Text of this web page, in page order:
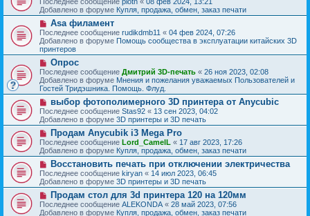
щ
е
и
е
о
о
б
щ
е
н
и
е
в
о
е
с
о
о
б
щ
е
н
и
Добавлено в форуме Купля, продажа, обмен, заказ печати
Н
о
в
о
е
с
о
о
б
щ
е
н
и
е
Asa филамент
Последнее сообщение rudikdmb11 « 04 фев 2024, 07:26
Добавлено в форуме Помощь сообщества в эксплуатации китайских 3D
принтеров
Н
о
в
о
е
с
о
о
б
щ
е
н
и
е
Опрос
Последнее сообщение Дмитрий 3D-печать « 26 ноя 2023, 02:08
Добавлено в форуме Мнения и пожелания уважаемых Пользователей и
Гостей Тридэшника. Помощь. Флуд.
Н
о
в
о
с
о
о
б
щ
е
н
и
е
выбор фотополимерного 3D принтера от Anycubic
Последнее сообщение Stas92 « 13 сен 2023, 04:02
Добавлено в форуме 3D принтеры и 3D печать
Н
о
в
о
с
о
о
б
щ
е
Продам Anycubik i3 Mega Pro
Последнее сообщение Lord_CamelL « 17 авг 2023, 17:26
Добавлено в форуме Купля, продажа, обмен, заказ печати
Н
о
в
о
с
о
Восстановить печать при отключении электричества
Последнее сообщение kiryan « 14 июл 2023, 06:45
Добавлено в форуме 3D принтеры и 3D печать
Н
о
в
Продам стол для 3d принтера 120 на 120мм
Последнее сообщение ALEKONDA « 28 май 2023, 07:56
Добавлено в форуме Купля, продажа, обмен, заказ печати